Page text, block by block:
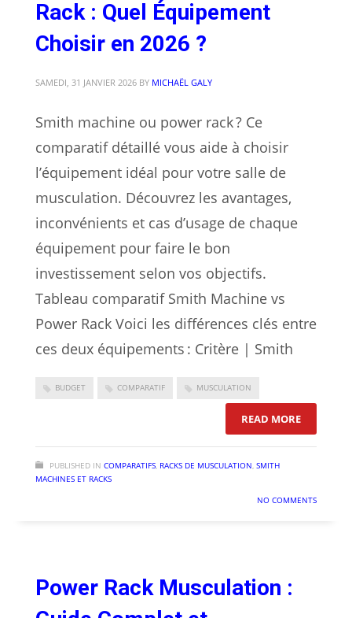
Rack : Quel Équipement
Choisir en 2026 ?
SAMEDI, 31 JANVIER 2026 BY MICHAËL GALY
Smith machine ou power rack ? Ce
comparatif détaillé vous aide à choisir
l’équipement idéal pour votre salle de
musculation. Découvrez les avantages,
inconvénients et cas d’usage de chaque
équipement pour faire le bon
investissement selon vos objectifs.
Tableau comparatif Smith Machine vs
Power Rack Voici les différences clés entre
ces deux équipements : Critère | Smith
BUDGET COMPARATIF MUSCULATION
READ MORE: SMITH
PUBLISHED IN COMPARATIFS RACKS DE MUSCULATION SMITH
MACHINES ET RACKS
NO COMMENTS
Power Rack Musculation :